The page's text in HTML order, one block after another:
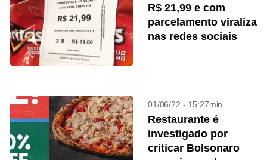
R$ 21,99 e com
parcelamento viraliza
nas redes sociais
01/06/22 - 15:27min
Restaurante é
investigado por
criticar Bolsonaro